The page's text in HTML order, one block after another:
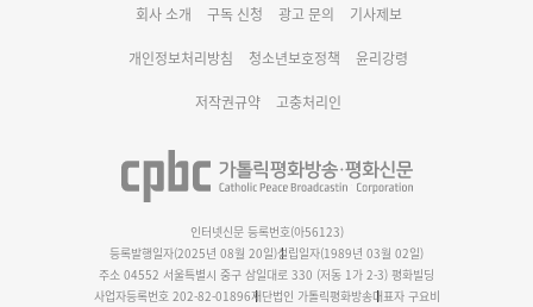
명동 미디어큐브 & 1898 미디어월 공모전 수상작 발표
회사 소개 구독 신청 광고 문의 기사제보
개인정보처리방침 청소년보호정책 윤리강령
저작권규약 고충처리인
인터넷신문 등록번호(아56123)
등록발행일자(2025년 08월 20일)설립일자(1989년 03월 02일)
주소 04552 서울특별시 중구 삼일대로 330 (저동 1가 2-3) 평화빌딩
사업자등록번호 202-82-01896재단법인 가톨릭평화방송대표자 구요비